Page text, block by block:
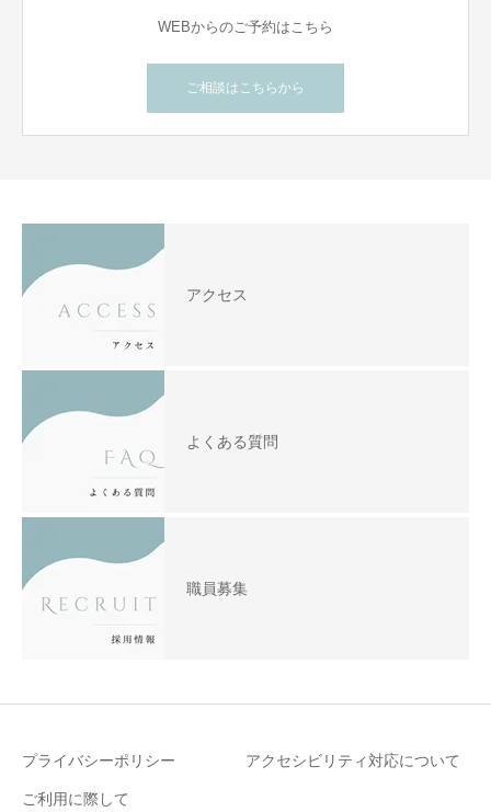
WEBからのご予約はこちら
ご相談はこちらから
アクセス
よくある質問
職員募集
プライバシーポリシー アクセシビリティ対応について
ご利用に際して